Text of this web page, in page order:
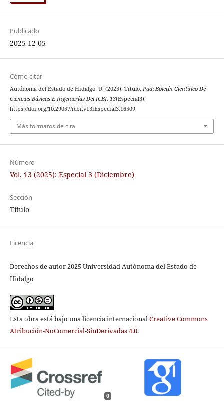
Publicado
2025-12-05
Cómo citar
Autónoma del Estado de Hidalgo, U. (2025). Titulo. Pädi Boletín Científico De
Ciencias Básicas E Ingenierías Del ICBI, 13(Especial3).
https://doi.org/10.29057/icbi.v13iEspecial3.16509
Más formatos de cita
Número
Vol. 13 (2025): Especial 3 (Diciembre)
Sección
Título
Licencia
Derechos de autor 2025 Universidad Autónoma del Estado de
Hidalgo
Esta obra está bajo una licencia internacionalCreative Commons
Atribución-NoComercial-SinDerivadas 4.0.
0